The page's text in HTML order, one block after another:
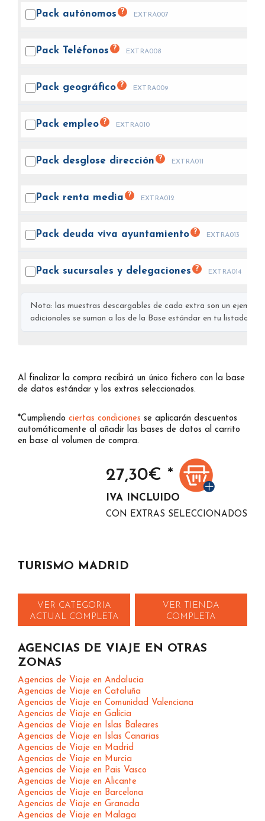
Pack autónomos ? EXTRA007
Pack Teléfonos ? EXTRA008
Pack geográfico ? EXTRA009
Pack empleo ? EXTRA010
Pack desglose dirección ? EXTRA011
Pack renta media ? EXTRA012
Pack deuda viva ayuntamiento ? EXTRA013
Pack sucursales y delegaciones ? EXTRA014
Nota: las muestras descargables de cada extra son un
adicionales se suman a los de la Base estándar en tu listado
Al finalizar la compra recibirá un único fichero con la base
de datos estándar y los extras seleccionados.
*Cumpliendo ciertas condiciones se aplicarán descuentos
automáticamente al añadir las bases de datos al carrito
en base al volumen de compra.
27,30€ *
IVA INCLUIDO
CON EXTRAS SELECCIONADOS
TURISMO MADRID
VER CATEGORIA
ACTUAL COMPLETA
VER TIENDA
COMPLETA
AGENCIAS DE VIAJE EN OTRAS
ZONAS
Agencias de Viaje en Andalucia
Agencias de Viaje en Cataluña
Agencias de Viaje en Comunidad Valenciana
Agencias de Viaje en Galicia
Agencias de Viaje en Islas Baleares
Agencias de Viaje en Islas Canarias
Agencias de Viaje en Madrid
Agencias de Viaje en Murcia
Agencias de Viaje en Pais Vasco
Agencias de Viaje en Alicante
Agencias de Viaje en Barcelona
Agencias de Viaje en Granada
Agencias de Viaje en Malaga